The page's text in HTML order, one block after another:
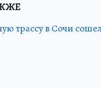
трассу в Сочи